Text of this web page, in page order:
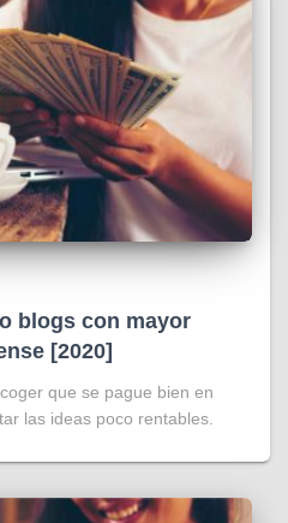
blogs con mayor
[2020]
que se pague bien en
las ideas poco rentables.